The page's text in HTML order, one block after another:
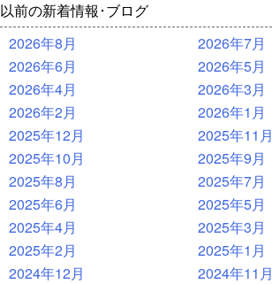
以前の新着情報･ブログ
2026年8月
2026年7月
2026年6月
2026年5月
2026年4月
2026年3月
2026年2月
2026年1月
2025年12月
2025年11月
2025年10月
2025年9月
2025年8月
2025年7月
2025年6月
2025年5月
2025年4月
2025年3月
2025年2月
2025年1月
2024年12月
2024年11月